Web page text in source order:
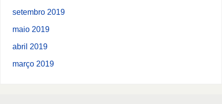
setembro 2019
maio 2019
abril 2019
março 2019